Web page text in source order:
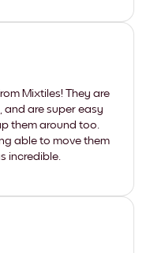
Mixtiles! They are
are super easy
them around too.
able to move them
incredible.